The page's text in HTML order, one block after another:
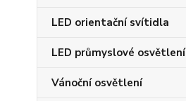
LED orientační svítidla
LED průmyslové osvětlení
Vánoční osvětlení